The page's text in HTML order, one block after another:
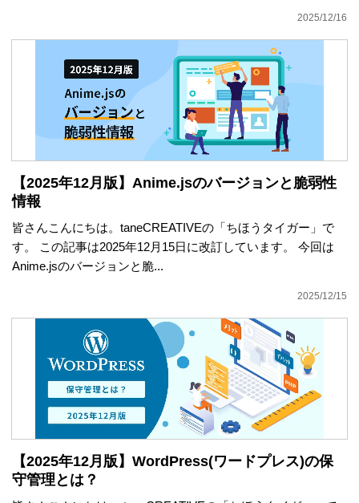
2025/12/16
【2025年12月版】Anime.jsのバージョンと脆弱性
情報
皆さんこんにちは。taneCREATIVEの「ちほうタイガー」で
す。 この記事は2025年12月15日に改訂しています。 今回は
Anime.jsのバージョンと脆...
2025/12/15
【2025年12月版】WordPress(ワードプレス)の保
守管理とは？